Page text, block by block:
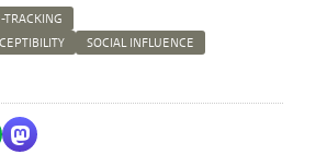
TRACKING
SOCIAL INFLUENCE
LinkedIn
via WhatsApp
Delen via Mastodon